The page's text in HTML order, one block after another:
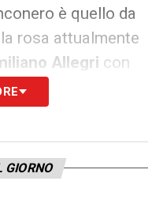
è quello da
rosa attualmente
Allegri con
affermati a livello
a ricostruire lo
con l’intento di
GIORNO